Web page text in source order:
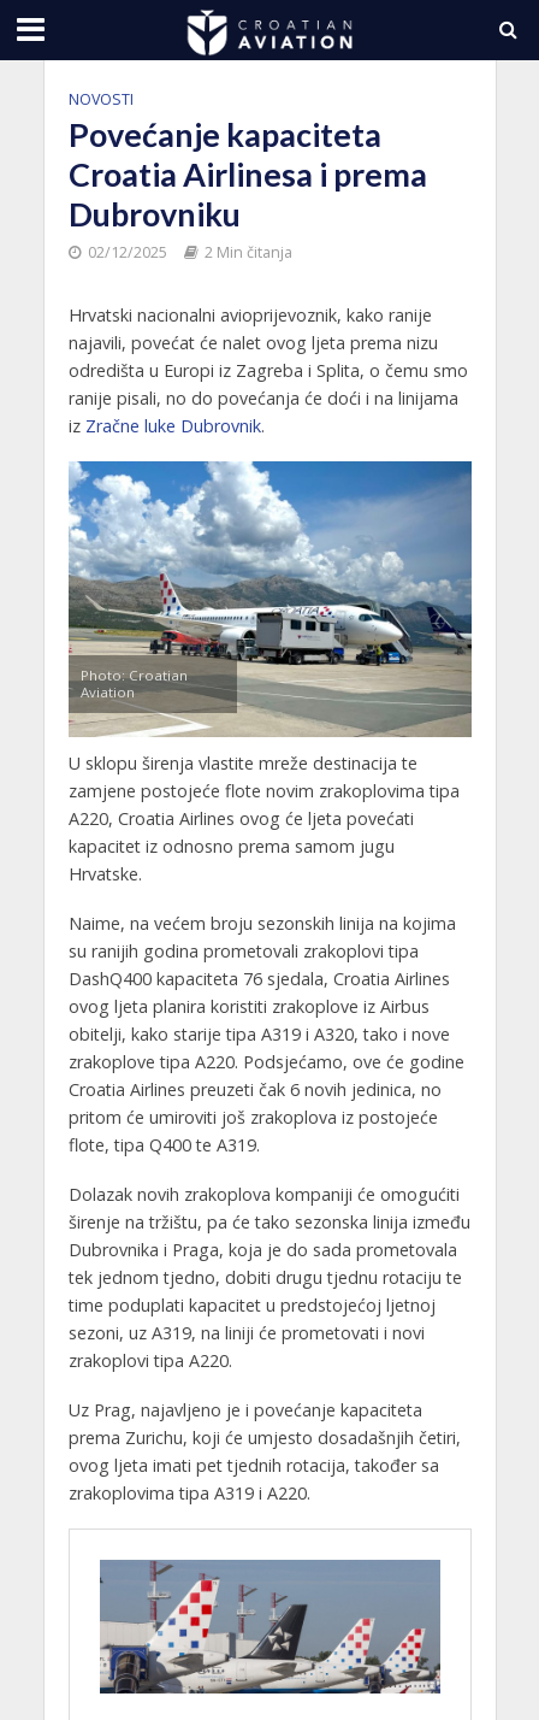
NOVOSTI
Povećanje kapaciteta
Croatia Airlinesa i prema
Dubrovniku
02/12/2025 2 Min čitanja
Hrvatski nacionalni avioprijevoznik, kako ranije
najavili, povećat će nalet ovog ljeta prema nizu
odredišta u Europi iz Zagreba i Splita, o čemu smo
ranije pisali, no do povećanja će doći i na linijama
izZračne luke Dubrovnik.
Photo: Croatian
Aviation
U sklopu širenja vlastite mreže destinacija te
zamjene postojeće flote novim zrakoplovima tipa
A220, Croatia Airlines ovog će ljeta povećati
kapacitet iz odnosno prema samom jugu
Hrvatske.
Naime, na većem broju sezonskih linija na kojima
su ranijih godina prometovali zrakoplovi tipa
DashQ400 kapaciteta 76 sjedala, Croatia Airlines
ovog ljeta planira koristiti zrakoplove iz Airbus
obitelji, kako starije tipa A319 i A320, tako i nove
zrakoplove tipa A220. Podsjećamo, ove će godine
Croatia Airlines preuzeti čak 6 novih jedinica, no
pritom će umiroviti još zrakoplova iz postojeće
flote, tipa Q400 te A319.
Dolazak novih zrakoplova kompaniji će omogućiti
širenje na tržištu, pa će tako sezonska linija između
Dubrovnika i Praga, koja je do sada prometovala
tek jednom tjedno, dobiti drugu tjednu rotaciju te
time poduplati kapacitet u predstojećoj ljetnoj
sezoni, uz A319, na liniji će prometovati i novi
zrakoplovi tipa A220.
Uz Prag, najavljeno je i povećanje kapaciteta
prema Zurichu, koji će umjesto dosadašnjih četiri,
ovog ljeta imati pet tjednih rotacija, također sa
zrakoplovima tipa A319 i A220.